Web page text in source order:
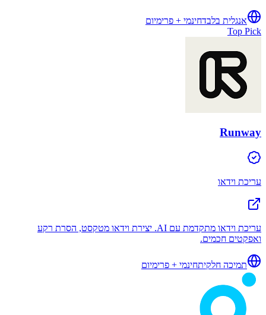
אנגלית בלבדחינמי + פרימיום
Top Pick
Runway
עריכת וידאו
עריכת וידאו מתקדמת עם AI. יצירת וידאו מטקסט, הסרת רקע
ואפקטים חכמים.
תמיכה חלקיתחינמי + פרימיום